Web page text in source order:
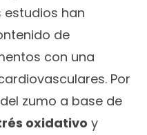
estudios han
de
con una
Por
zumo a base de
oxidativo y